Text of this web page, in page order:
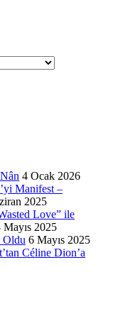
4 Ocak 2026
Manifest –
2025
Love” ile
Mayıs 2025
Oldu 6 Mayıs 2025
Céline Dion’a